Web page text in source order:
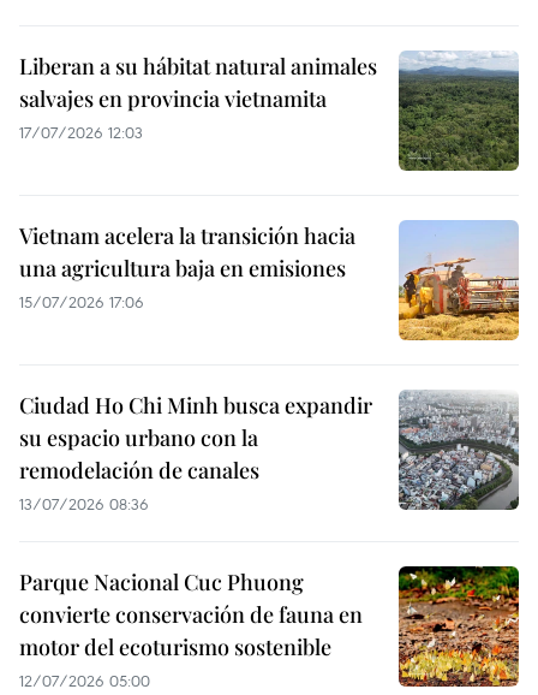
Liberan a su hábitat natural animales
salvajes en provincia vietnamita
17/07/2026 12:03
Vietnam acelera la transición hacia
una agricultura baja en emisiones
15/07/2026 17:06
Ciudad Ho Chi Minh busca expandir
su espacio urbano con la
remodelación de canales
13/07/2026 08:36
Parque Nacional Cuc Phuong
convierte conservación de fauna en
motor del ecoturismo sostenible
12/07/2026 05:00